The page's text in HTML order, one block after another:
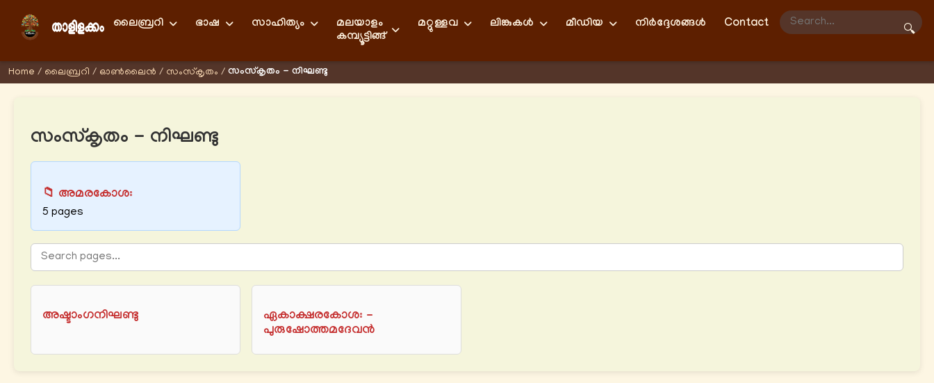
ലൈബ്രറി ഭാഷ സാഹിത്യം
മലയാളം
കമ്പ്യൂട്ടിങ്ങ്
മറ്റുള്ളവ ലിങ്കുകള്‍ മീഡിയ നിർദ്ദേശങ്ങൾ Contact
🔍
Home / ലൈബ്രറി / ഓണ്‍ലൈന്‍ / സംസ്കൃതം / സംസ്കൃതം - നിഘണ്ടു
സംസ്കൃതം - നിഘണ്ടു
📁 അമരകോശഃ
5 pages
അഷ്ടാംഗനിഘണ്ടു
ഏകാക്ഷരകോശഃ -
പുരുഷോത്തമദേവന്‍